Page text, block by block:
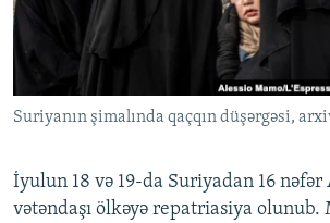
Suriyanın şimalında qaçqın düşərgəsi,
İyulun 18 və 19-da Suriyadan 16 nəfər
vətəndaşı ölkəyə repatriasiya olunub.